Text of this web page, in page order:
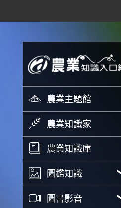
扁蒲 - 農業知
農業主題館
農業知識家
農業知識庫
圖鑑知識
圖書影音